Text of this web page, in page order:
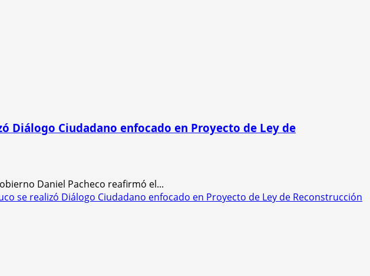
Diálogo Ciudadano enfocado en Proyecto de Ley de
Daniel Pacheco reafirmó el...
se realizó Diálogo Ciudadano enfocado en Proyecto de Ley de Reconstrucción